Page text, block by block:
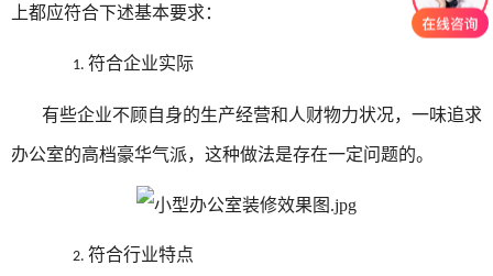
上都应符合下述基本要求：
1. 符合企业实际
有些企业不顾自身的生产经营和人财物力状况，一味追求
办公室的高档豪华气派，这种做法是存在一定问题的。
2. 符合行业特点